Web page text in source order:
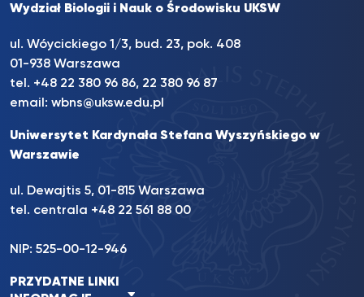
Wydział Biologii i Nauk o Środowisku UKSW
ul. Wóycickiego 1/3, bud. 23, pok. 408
01-938 Warszawa
tel. +48 22 380 96 86, 22 380 96 87
email: wbns@uksw.edu.pl
Uniwersytet Kardynała Stefana Wyszyńskiego w
Warszawie
ul. Dewajtis 5, 01-815 Warszawa
tel. centrala +48 22 561 88 00
NIP: 525-00-12-946
PRZYDATNE LINKI